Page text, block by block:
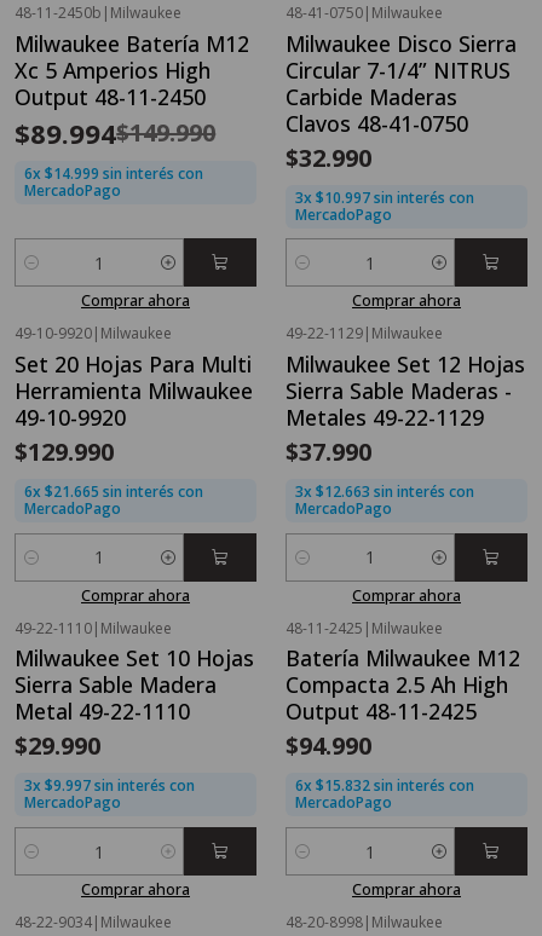
OFERTA FLASH⚡
-40%OFF
48-11-2450b | Milwaukee
Milwaukee Batería M12
Xc 5 Amperios High
Output 48-11-2450
$89.994$149.990
6x $14.999 sin interés con
MercadoPago
Cantidad
Comprar ahora
48-41-0750| Milwaukee
Milwaukee Disco Sierra
Circular 7-1/4” NITRUS
Carbide Maderas
Clavos 48-41-0750
$32.990
3x $10.997 sin interés con
MercadoPago
Cantidad
Comprar ahora
49-10-9920| Milwaukee
Set 20 Hojas Para Multi
Herramienta Milwaukee
49-10-9920
$129.990
6x $21.665 sin interés con
MercadoPago
Cantidad
Comprar ahora
49-22-1129| Milwaukee
Milwaukee Set 12 Hojas
Sierra Sable Maderas -
Metales 49-22-1129
$37.990
3x $12.663 sin interés con
MercadoPago
Cantidad
Comprar ahora
49-22-1110| Milwaukee
Milwaukee Set 10 Hojas
Sierra Sable Madera
Metal 49-22-1110
$29.990
3x $9.997 sin interés con
MercadoPago
Cantidad
Comprar ahora
48-11-2425 | Milwaukee
Batería Milwaukee M12
Compacta 2.5 Ah High
Output 48-11-2425
$94.990
6x $15.832 sin interés con
MercadoPago
Cantidad
Comprar ahora
48-22-9034| Milwaukee 48-20-8998| Milwaukee